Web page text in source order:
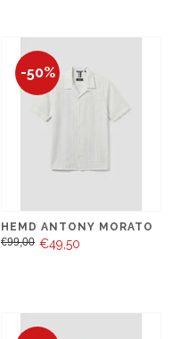
-50%
HEMD ANTONY MORATO
€99,00 €49,50